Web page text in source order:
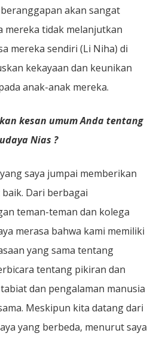
akan sangat
mereka tidak melanjutkan
mereka sendiri (Li Niha) di
kekayaan dan keunikan
anak-anak mereka.
kesan umum Anda tentang
Nias ?
saya jumpai memberikan
Dari berbagai
teman-teman dan kolega
merasa bahwa kami memiliki
yang sama tentang
tentang pikiran dan
dan pengalaman manusia
Meskipun kita datang dari
yang berbeda, menurut saya